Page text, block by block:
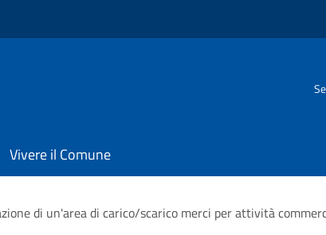
Vivere il Comune
di un'area di carico/scarico merci per attività